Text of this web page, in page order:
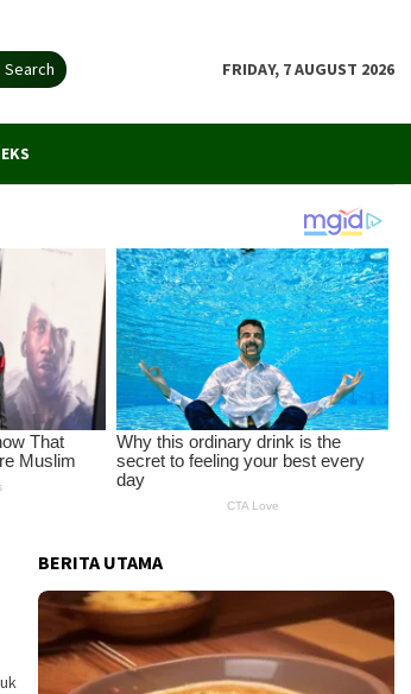
Search FRIDAY, 7 AUGUST 2026
BERITA UTAMA